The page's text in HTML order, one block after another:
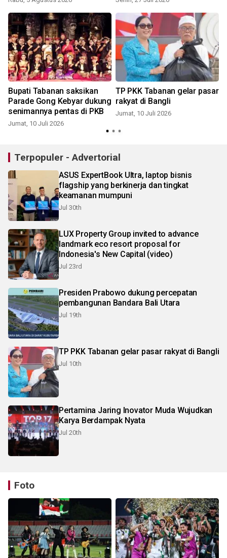
Bupati Tabanan saksikan
Parade Gong Kebyar dukung
senimannya pentas di PKB
Jumat, 10 Juli 2026
TP PKK Tabanan gelar pasar
rakyat di Bangli
Jumat, 10 Juli 2026
Terpopuler - Advertorial
ASUS ExpertBook Ultra, laptop bisnis
flagship yang berkinerja dan tingkat
keamanan mumpuni
Jul 30th
LUX Property Group invited to advance
landmark eco resort proposal for
Indonesia's New Capital (video)
Jul 23rd
Presiden Prabowo dukung percepatan
pembangunan Bandara Bali Utara
Jul 19th
TP PKK Tabanan gelar pasar rakyat di Bangli
Jul 10th
Pertamina Jaring Inovator Muda Wujudkan
Karya Berdampak Nyata
Jul 20th
Foto